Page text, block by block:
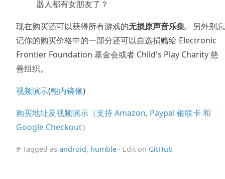
器人都有女朋友了？
现在购买还可以获得所有游戏的无损原声音乐集。另外别忘
记你的购买价格中的一部分还可以自选捐赠给 Electronic
Frontier Foundation 基金会或者 Child's Play Charity 慈
善组织。
视频演示(朝内镜像)
购买地址及视频演示（支持 Amazon, Paypal 银联卡 和
Google Checkout）
# Tagged as android, humble · Edit on GitHub